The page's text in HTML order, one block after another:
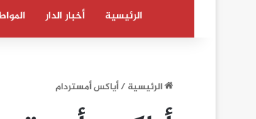
الرئيسية أخبار الدار
الرئيسية/أياكس أمستردام